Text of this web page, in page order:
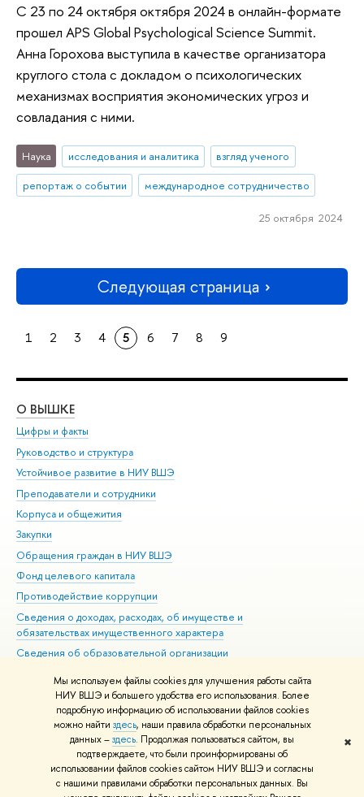
Мы используем файлы cookies для улучшения работы сайта
НИУ ВШЭ и большего удобства его использования. Более
подробную информацию об использовании файлов cookies
можно найти здесь, наши правила обработки персональных
данных –здесь. Продолжая пользоваться сайтом, вы
подтверждаете, что были проинформированы об
использовании файлов cookies сайтом НИУ ВШЭ и согласны
с нашими правилами обработки персональных данных. Вы
✖
C 23 по 24 октября октября 2024 в онлайн-формате
прошел APS Global Psychological Science Summit.
Анна Горохова выступила в качестве организатора
круглого стола с докладом о психологических
механизмах восприятия экономических угроз и
совладания с ними.
Наука исследования и аналитика
взгляд ученого
репортаж о событии
международное сотрудничество
25 октября 2024
Следующая страница
1 2 3 4 5 6 7 8 9
О ВЫШКЕ
Цифры и факты
Руководство и структура
Устойчивое развитие в НИУ ВШЭ
Преподаватели и сотрудники
Корпуса и общежития
Закупки
Обращения граждан в НИУ ВШЭ
Фонд целевого капитала
Противодействие коррупции
Сведения о доходах, расходах, об имуществе и
обязательствах имущественного характера
Сведения об образовательной организации
Людям с ограниченными возможностями здоровья
Единая платежная страница
Работа в Вышке
© НИУ ВШЭ 1993–2026 Адреса и контакты Условия использования
материалов Политика конфиденциальности Карта сайта